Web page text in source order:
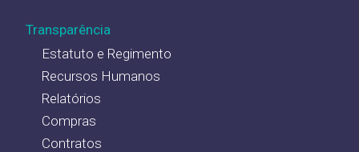
Transparência
Estatuto e Regimento
Recursos Humanos
Relatórios
Compras
Contratos